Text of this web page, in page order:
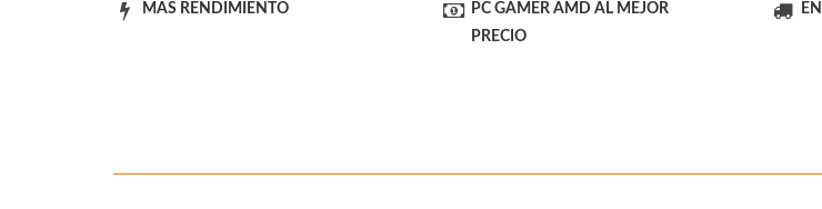
MÁS RENDIMIENTO
PC GAMER AMD AL MEJOR
PRECIO